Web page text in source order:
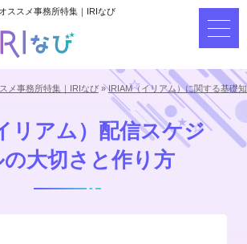
ススメ事務所特集｜IRIなび
メ事務所特集｜IRIなび»IRIAM（イリアム）に関する基礎
リアム）配信スケジ
の大切さと作り方